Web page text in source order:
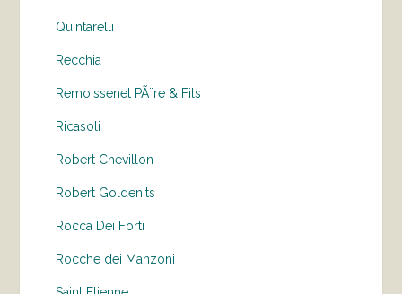
Quintarelli
Recchia
Remoissenet PÃ¨re & Fils
Ricasoli
Robert Chevillon
Robert Goldenits
Rocca Dei Forti
Rocche dei Manzoni